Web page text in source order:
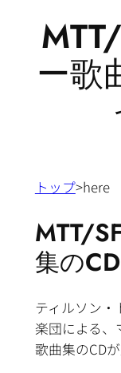
ー歌
トップ>here
MTT/
集の
ティルソン
楽団による、
歌曲集のCD